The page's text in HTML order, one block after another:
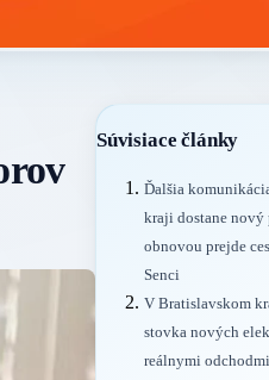
Súvisiace články
Ďalšia
kraji dostane nový
obnovou prejde
Senci
V Bratislavskom
stovka nových
reálnymi